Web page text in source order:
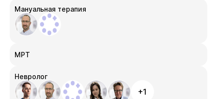
Мануальная терапия
МРТ
Невролог
+1